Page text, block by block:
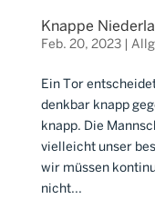
Knappe
Feb. 20, 2023|
Ein Tor
denkbar knapp
knapp. Die
vielleicht unser
wir müssen
nicht...